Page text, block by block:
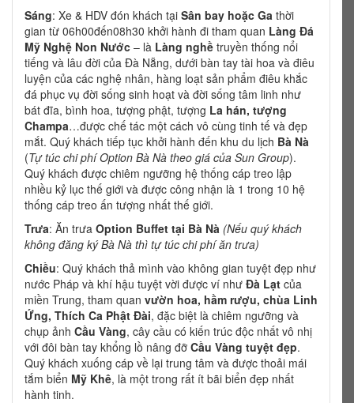
Sáng: Xe & HDV đón khách tại Sân bay hoặc Ga thời
gian từ 06h00đến08h30 khởi hành đi tham quan Làng Đá
Mỹ Nghệ Non Nước – là Làng nghề truyền thống nổi
tiếng và lâu đời của Đà Nẵng, dưới bàn tay tài hoa và điêu
luyện của các nghệ nhân, hàng loạt sản phẩm điêu khắc
đá phục vụ đời sống sinh hoạt và đời sống tâm linh như
bát đĩa, bình hoa, tượng phật, tượng La hán, tượng
Champa…được chế tác một cách vô cùng tinh tế và đẹp
mắt. Quý khách tiếp tục khởi hành đến khu du lịch Bà Nà
(Tự túc chi phí Option Bà Nà theo giá của Sun Group).
Quý khách được chiêm ngưỡng hệ thống cáp treo lập
nhiều kỷ lục thế giới và được công nhận là 1 trong 10 hệ
thống cáp treo ấn tượng nhất thế giới.
Trưa: Ăn trưa Option Buffet tại Bà Nà (Nếu quý khách
không đăng ký Bà Nà thì tự túc chi phí ăn trưa)
Chiều: Quý khách thả mình vào không gian tuyệt đẹp như
nước Pháp và khí hậu tuyệt vời được ví như Đà Lạt của
miền Trung, tham quan vườn hoa, hầm rượu, chùa Linh
Ứng, Thích Ca Phật Đài, đặc biệt là chiêm ngưỡng và
chụp ảnh Cầu Vàng, cây cầu có kiến trúc độc nhất vô nhị
với đôi bàn tay khổng lồ nâng đỡ Cầu Vàng tuyệt đẹp.
Quý khách xuống cáp về lại trung tâm và được thoải mái
tắm biển Mỹ Khê, là một trong rất ít bãi biển đẹp nhất
hành tinh.